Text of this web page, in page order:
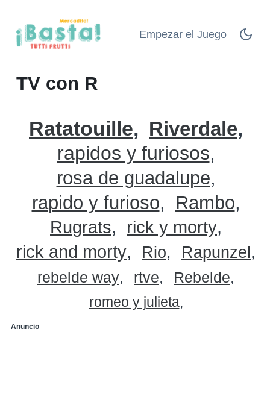
Empezar el Juego
TV con R
Ratatouille Riverdale
rapidos y furiosos
rosa de guadalupe
rapido y furioso
Rambo
Rugrats
rick y morty
rick and morty
Rio Rapunzel
rebelde way rtve Rebelde
romeo y julieta
Anuncio